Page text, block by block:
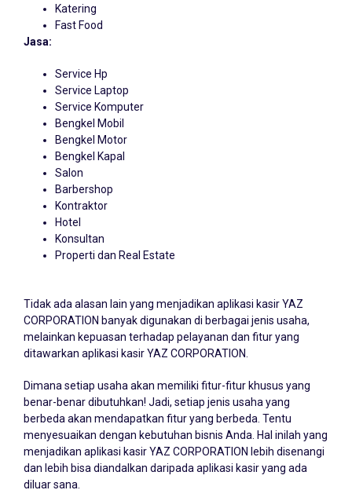
Katering
Fast Food
Jasa:
Service Hp
Service Laptop
Service Komputer
Bengkel Mobil
Bengkel Motor
Bengkel Kapal
Salon
Barbershop
Kontraktor
Hotel
Konsultan
Properti dan Real Estate
Tidak ada alasan lain yang menjadikan aplikasi kasir YAZ
CORPORATION banyak digunakan di berbagai jenis usaha,
melainkan kepuasan terhadap pelayanan dan fitur yang
ditawarkan aplikasi kasir YAZ CORPORATION.
Dimana setiap usaha akan memiliki fitur-fitur khusus yang
benar-benar dibutuhkan! Jadi, setiap jenis usaha yang
berbeda akan mendapatkan fitur yang berbeda. Tentu
menyesuaikan dengan kebutuhan bisnis Anda. Hal inilah yang
menjadikan aplikasi kasir YAZ CORPORATION lebih disenangi
dan lebih bisa diandalkan daripada aplikasi kasir yang ada
diluar sana.